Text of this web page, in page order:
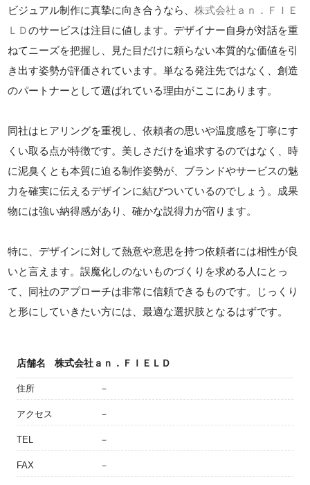
ビジュアル制作に真摯に向き合うなら、株式会社ａｎ．ＦＩＥ
ＬＤのサービスは注目に値します。デザイナー自身が対話を重
ねてニーズを把握し、見た目だけに頼らない本質的な価値を引
き出す姿勢が評価されています。単なる発注先ではなく、創造
のパートナーとして選ばれている理由がここにあります。
同社はヒアリングを重視し、依頼者の思いや温度感を丁寧にす
くい取る点が特徴です。美しさだけを追求するのではなく、時
に泥臭くとも本質に迫る制作姿勢が、ブランドやサービスの魅
力を確実に伝えるデザインに結びついているのでしょう。成果
物には強い納得感があり、確かな説得力が宿ります。
特に、デザインに対して熱意や意思を持つ依頼者には相性が良
いと言えます。誤魔化しのないものづくりを求める人にとっ
て、同社のアプローチは非常に信頼できるものです。じっくり
と形にしていきたい方には、最適な選択肢となるはずです。
店舗名 株式会社ａｎ．ＦＩＥＬＤ
住所 －
アクセス －
TEL －
FAX －